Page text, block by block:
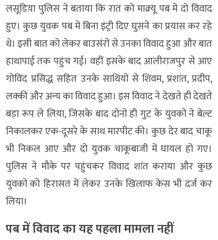
लसूडिय़ा पुलिस ने बताया कि रात को माक्र्यू पब में दो विवाद
हुए। कुछ युवक पब में बिना इंट्री दिए घुसने का प्रयास कर रहे
थे। इसी बात को लेकर बाउसंरों से उनका विवाद हुआ और बात
हाथापाई तक पहुंच गई। वहीं इसके बाद आलीराजपुर से आए
गोविंद प्रसिद्ध सहित उनके साथियों से शिवम, प्रशांत, प्रदीप,
लक्की और अन्य का विवाद हुआ। इस विवाद ने देखते ही देखते
बड़ा रूप ले लिया, जिसके बाद दोनों ही गुट के युवकों ने बेल्ट
निकालकर एक-दूसरे के साथ मारपीट की। कुछ देर बाद चाकू
भी निकल आए और दो युवक चाकूबाजी में घायल हो गए।
पुलिस ने मौके पर पहुंचकर विवाद शांत कराया और कुछ
युवकों को हिरासत में लेकर उनके खिलाफ केस भी दर्ज कर
लिया।
पब में विवाद का यह पहला मामला नहीं